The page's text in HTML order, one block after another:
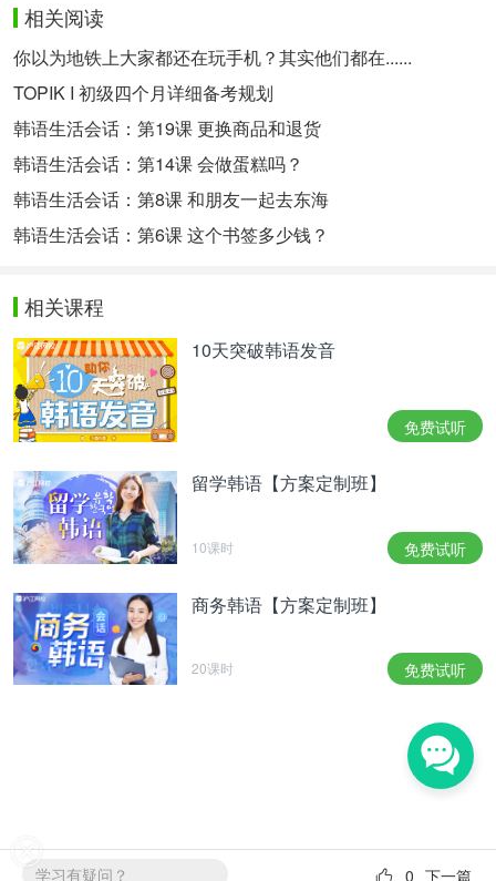
考虑到前途没有办法。收了精神损失费35两，永远结
束婚姻关系后，送她回了娘家”，并在最后签了字。
그러나 화려한 수기의 글씨에 비해 서명은 아주 서툰
한글로 쓴 이름 세 글자와, 자신의 손 모양을 그린 수
인手印은 너무도 대비되었죠. 이를 보아 직접 수기를
쓴 사람은 교육을 많이 받은 양반이며, 최덕현의 아
내는 부자 양반의 첩이 되려고 남편에게 이혼을 요구
한 것이 아닐지 예상해볼 수 있습니다.
년인지 확실하지 않지만 을유년에 위자료로 35냥을
整篇文章笔迹工整漂亮，与末尾潦草的签名和用手描
边画出的手印形成了鲜明的对比。由此可以猜测，写
这篇文章的人很可能是受过教育的贵族，而崔德贤的
妻子也有可能是为了给有钱人家当妾而提出的离婚。
虽然无法确定这篇文章的具体年份，但从乙酉年能支
付35两的精神损失费来看，第二任丈夫的地位和财力
肯定不容小觑。
今日词汇：
다시금【副词】再 ，又 ，再次
다스리다【他动词】治理 ，管理
파면【名词】罢免
들어주다【他动词】接受 (接受别人的请求或要求)
가늠하다【他动词】猜测 ，预测
相关阅读
你以为地铁上大家都还在玩手机？其实他们都在......
TOPIK I 初级四个月详细备考规划
韩语生活会话：第19课 更换商品和退货
韩语生活会话：第14课 会做蛋糕吗？
韩语生活会话：第8课 和朋友一起去东海
韩语生活会话：第6课 这个书签多少钱？
相关课程
10天突破韩语发音
免费试听
留学韩语【方案定制班】
10课时 免费试听
商务韩语【方案定制班】
20课时 免费试听
学习有疑问？ 下一篇
0